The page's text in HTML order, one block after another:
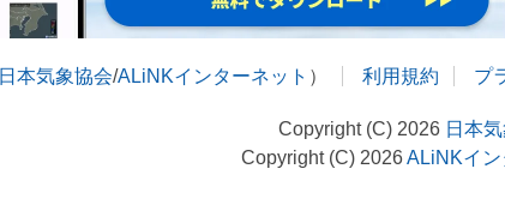
日本気象協会/ALiNKインターネット ） 利用規約 プ
Copyright (C) 2026 日本
Copyright (C) 2026ALiNKイン